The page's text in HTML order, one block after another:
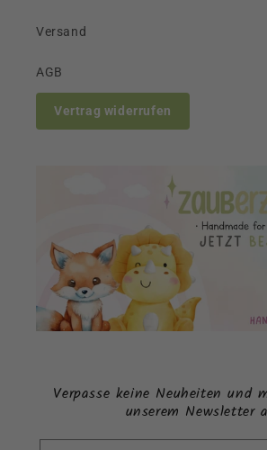
Versand
AGB
Vertrag widerrufen
Verpasse keine Neuheiten und
unserem Newsletter